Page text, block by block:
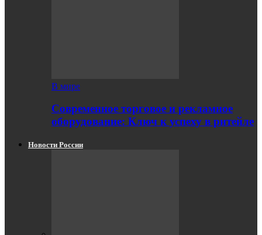
В мире
Современное торговое и рекламное
оборудование: Ключ к успеху в ритейле
Новости России